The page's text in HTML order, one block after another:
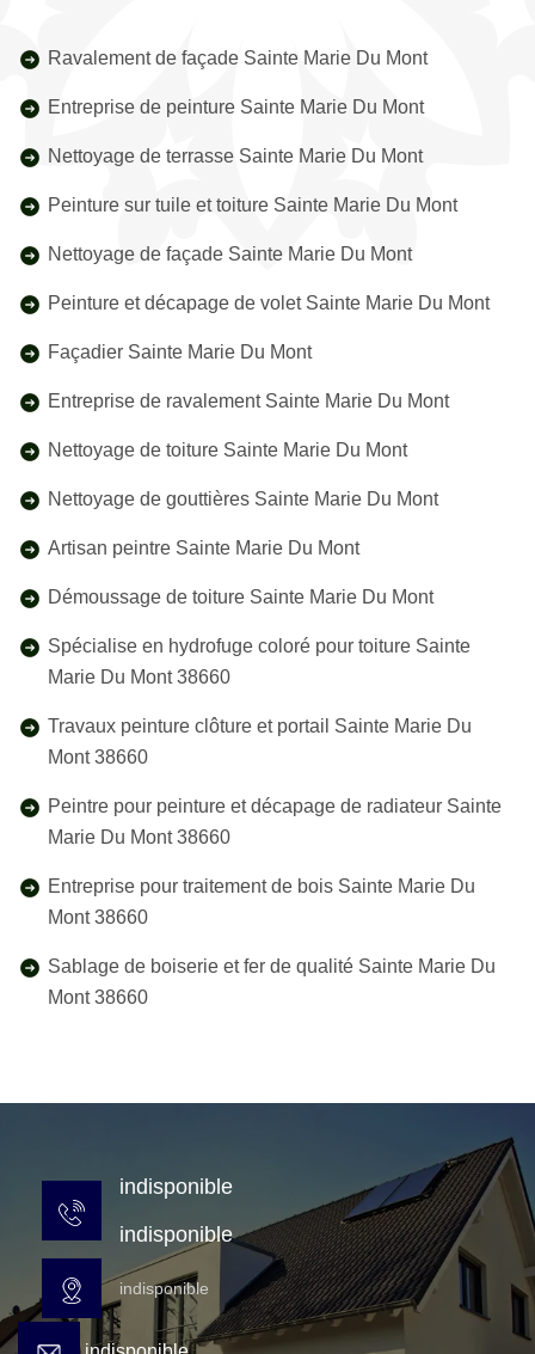
Ravalement de façade Sainte Marie Du Mont
Entreprise de peinture Sainte Marie Du Mont
Nettoyage de terrasse Sainte Marie Du Mont
Peinture sur tuile et toiture Sainte Marie Du Mont
Nettoyage de façade Sainte Marie Du Mont
Peinture et décapage de volet Sainte Marie Du Mont
Façadier Sainte Marie Du Mont
Entreprise de ravalement Sainte Marie Du Mont
Nettoyage de toiture Sainte Marie Du Mont
Nettoyage de gouttières Sainte Marie Du Mont
Artisan peintre Sainte Marie Du Mont
Démoussage de toiture Sainte Marie Du Mont
Spécialise en hydrofuge coloré pour toiture Sainte
Marie Du Mont 38660
Travaux peinture clôture et portail Sainte Marie Du
Mont 38660
Peintre pour peinture et décapage de radiateur Sainte
Marie Du Mont 38660
Entreprise pour traitement de bois Sainte Marie Du
Mont 38660
Sablage de boiserie et fer de qualité Sainte Marie Du
Mont 38660
indisponible
indisponible
indisponible